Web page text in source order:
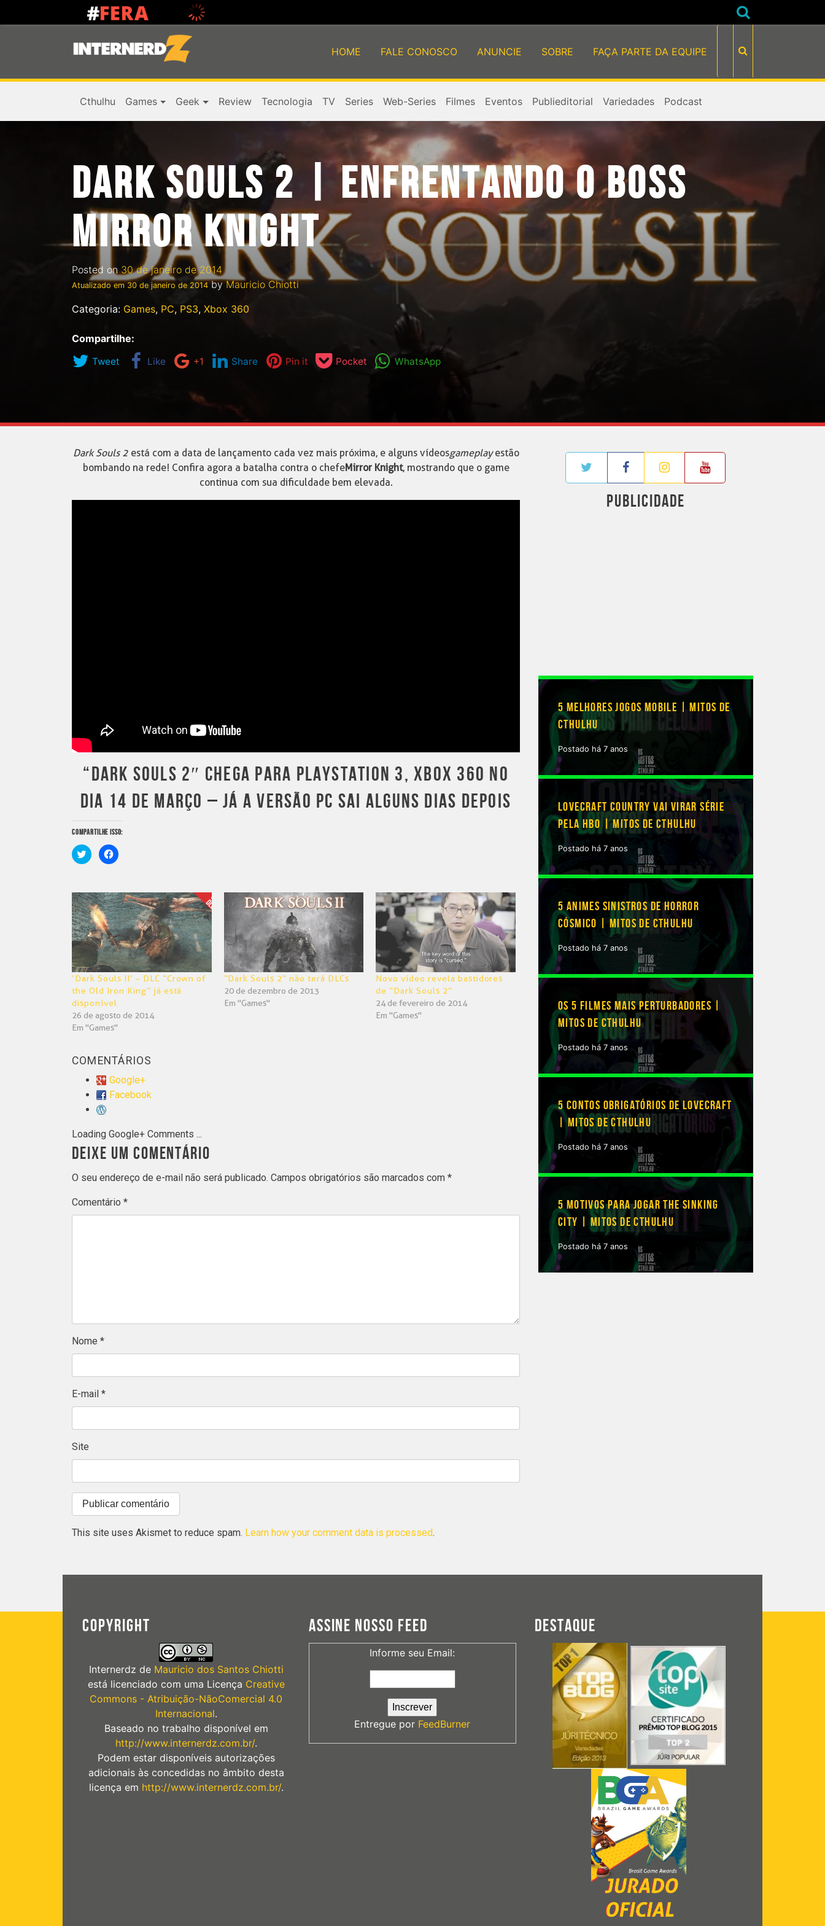
HOME FALE CONOSCO ANUNCIE SOBRE FAÇA PARTE DA EQUIPE
Cthulhu Games Geek Review Tecnologia TV Series Web-Series Filmes Eventos Publieditorial Variedades Podcast
DARK SOULS 2 | ENFRENTANDO O BOSS
MIRROR KNIGHT
Posted on30 de janeiro de 2014
Atualizado em30 de janeiro de 2014byMauricio Chiotti
Categoria: Games, PC, PS3, Xbox 360
Compartilhe:
Tweet Like +1 Share Pin it Pocket WhatsApp
Dark Souls 2está com a data de lançamento cada vez mais próxima, e alguns vídeosgameplayestão
bombando na rede! Confira agora a batalha contra o chefeMirror Knight, mostrando que o game
continua com sua dificuldade bem elevada.
“DARK SOULS 2″ CHEGA PARA PLAYSTATION 3, XBOX 360 NO
DIA 14 DE MARÇO – JÁ A VERSÃO PC SAI ALGUNS DIAS DEPOIS
COMPARTILHE ISSO:
Clique
para
em
nova
janela)
Clique
para
em
nova
janela)
‘Dark Souls II’ – DLC “Crown of
the Old Iron King” já está
disponível
26 de agosto de 2014
Em "Games"
“Dark Souls 2” não terá DLCs
20 de dezembro de 2013
Em "Games"
Novo vídeo revela bastidores
de “Dark Souls 2”
24 de fevereiro de 2014
Em "Games"
COMENTÁRIOS
Google+
Facebook
Loading Google+ Comments ...
DEIXE UM COMENTÁRIO
O seu endereço de e-mail não será publicado. Campos obrigatórios são marcados com *
Comentário *
Nome *
E-mail *
Site
This site uses Akismet to reduce spam. Learn how your comment data is processed.
PUBLICIDADE
5 MELHORES JOGOS MOBILE | MITOS DE
CTHULHU
Postado há 7 anos
LOVECRAFT COUNTRY VAI VIRAR SÉRIE
PELA HBO | MITOS DE CTHULHU
Postado há 7 anos
5 ANIMES SINISTROS DE HORROR
CÓSMICO | MITOS DE CTHULHU
Postado há 7 anos
OS 5 FILMES MAIS PERTURBADORES |
MITOS DE CTHULHU
Postado há 7 anos
5 CONTOS OBRIGATÓRIOS DE LOVECRAFT
| MITOS DE CTHULHU
Postado há 7 anos
5 MOTIVOS PARA JOGAR THE SINKING
CITY | MITOS DE CTHULHU
Postado há 7 anos
COPYRIGHT
Internerdz de Mauricio dos Santos Chiotti
está licenciado com uma Licença Creative
Commons - Atribuição-NãoComercial 4.0
Internacional.
Baseado no trabalho disponível em
http://www.internerdz.com.br/.
Podem estar disponíveis autorizações
adicionais às concedidas no âmbito desta
licença em http://www.internerdz.com.br/.
ASSINE NOSSO FEED
Informe seu Email:
Entregue por FeedBurner
DESTAQUE